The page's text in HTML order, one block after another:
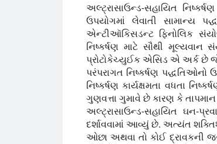
અલ્ટ્રાસાઉન્ડ-સહાયિત
ઉપયોગમાં લેવાતી સામાન્ય
એન્ટીઑકિસડન્ટ ફિનોલિક
નિષ્કર્ષણ માટે સૌથી
પ્રોટોકેચ્યુઈક એસિડ એ અર્ક છે
પરંપરાગત નિષ્કર્ષણ પદ્ધતિઓનો
નિષ્કર્ષણ કાર્યક્ષમતા વધતા
ગુણવત્તા ગુમાવે છે કારણ કે
અલ્ટ્રાસાઉન્ડ-સહાયિત ઘન-
દર્શાવવામાં આવ્યું છે. અત્યંત
ઓછા અથવા તો કોઈ દ્રાવકની